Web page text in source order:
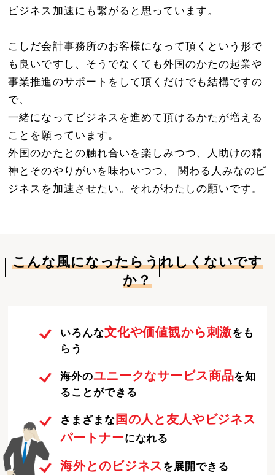
ビジネス加速にも繋がると思っています。
こしだ会計事務所のお客様になって頂くという形で
も良いですし、そうでなくても外国のかたの起業や
事業推進のサポートをして頂くだけでも結構ですの
で、
一緒になってビジネスを進めて頂けるかたが増える
ことを願っています。
外国のかたとの触れ合いを楽しみつつ、人助けの精
神とそのやりがいを味わいつつ、 関わる人みなのビ
ジネスを加速させたい。それがわたしの願いです。
こんな風になったらうれしくないです
か？
いろんな文化や価値観から刺激をも
らう
海外のユニークなサービス商品を知
ることができる
さまざまな 国の人と友人やビジネス
パートナーになれる
海外とのビジネスを展開できる